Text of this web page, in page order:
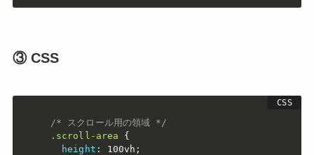
③ CSS
/* スクロール用の領域 */
.scroll-area
{
height : 100vh ;